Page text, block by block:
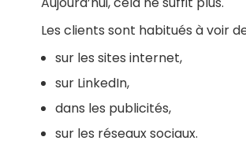
Les clients sont habitués à voir
sur les sites internet,
sur LinkedIn,
dans les publicités,
sur les réseaux sociaux.